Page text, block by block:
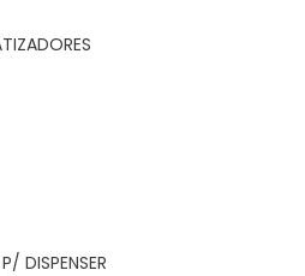
DISPENSER